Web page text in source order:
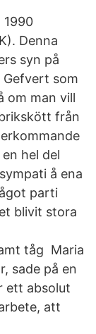
Denna
syn på
som
om man vill
från
hel del
å ena
parti
blivit stora
tåg Maria
sade på en
ett absolut
att